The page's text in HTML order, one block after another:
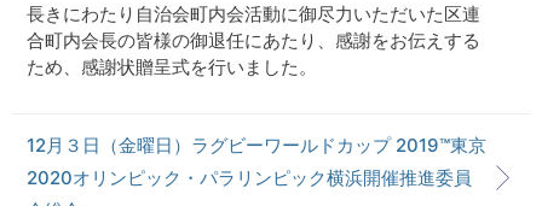
長きにわたり自治会町内会活動に御尽力いただいた区連
合町内会長の皆様の御退任にあたり、感謝をお伝えする
ため、感謝状贈呈式を行いました。
12月３日（金曜日）ラグビーワールドカップ 2019™東京
2020オリンピック・パラリンピック横浜開催推進委員